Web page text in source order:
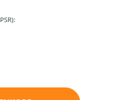
Wert ein oder